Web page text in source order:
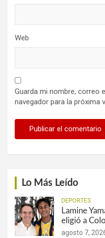
Web
Guarda mi nombre, correo
navegador para la próxima
Lo Más Leído
DEPORTES
Lamine
eligió a
agosto 7,